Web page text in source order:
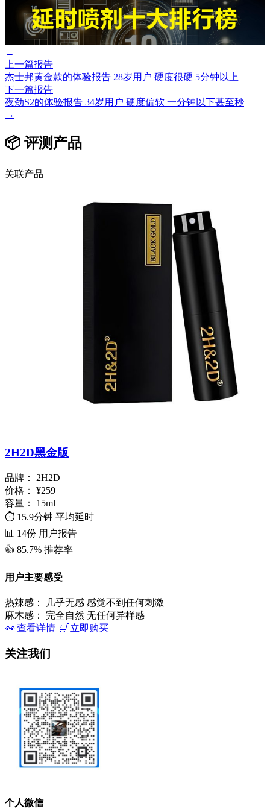
←
上一篇报告
杰士邦黄金款的体验报告 28岁用户 硬度很硬 5分钟以上
下一篇报告
夜劲S2的体验报告 34岁用户 硬度偏软 一分钟以下甚至秒
→
📦 评测产品
关联产品
2H2D黑金版
品牌：
2H2D
价格：
¥259
容量：
15ml
⏱️ 15.9分钟 平均延时
📊 14份 用户报告
👍 85.7% 推荐率
用户主要感受
热辣感：
几乎无感 感觉不到任何刺激
麻木感：
完全自然 无任何异样感
👀查看详情 🛒 立即购买
关注我们
个人微信